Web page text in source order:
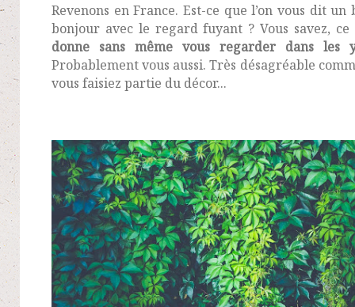
Revenons en France. Est-ce que l’on vous dit
bonjour avec le regard fuyant ? Vous savez, ce
donne sans même vous regarder dans les
Probablement vous aussi. Très désagréable
vous faisiez partie du décor...